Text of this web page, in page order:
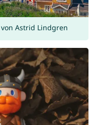
Astrid Lindgren